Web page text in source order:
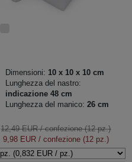
Dimensioni: 10 x 10 x 10 cm
Lunghezza del nastro:
indicazione 48 cm
Lunghezza del manico: 26 cm
12,49 EUR/ confezione (12 pz.)
9,98 EUR/ confezione (12 pz.)